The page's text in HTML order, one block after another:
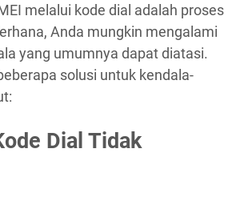
melalui kode dial adalah proses
Anda mungkin mengalami
yang umumnya dapat diatasi.
solusi untuk kendala-
Dial Tidak